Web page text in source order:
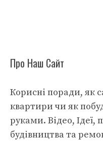
Про Наш Сайт
Корисні поради, як
квартири чи як
руками. Відео, Ідеї,
будівництва та